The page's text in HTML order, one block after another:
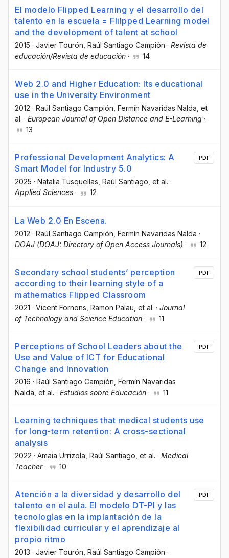
El modelo Flipped Learning y el desarrollo del
talento en la escuela = Flilpped Learning model
and the development of talent at school
2015 · Javier Tourón , Raúl Santiago Campión · Revista de
educación/Revista de educación · 14
Web 2.0 and Higher Education: Its educational
use in the University Environment
2012 · Raúl Santiago Campión , Fermín Navaridas Nalda , et
al. · European Journal of Open Distance and E-Learning ·
13
Professional Development Analytics: A
Smart Model for Industry 5.0
2025 · Natalia Tusquellas, Raúl Santiago, et al. ·
Applied Sciences · 12
PDF
La Web 2.0 En Escena.
2012 · Raúl Santiago Campión , Fermín Navaridas Nalda ·
DOAJ (DOAJ: Directory of Open Access Journals) · 12
Secondary school students’ perception
according to their learning style of a
mathematics Flipped Classroom
2021 · Vicent Fornons , Ramon Palau , et al. · Journal
of Technology and Science Education · 11
PDF
Perceptions of School Leaders about the
Use and Value of ICT for Educational
Change and Innovation
2016 · Raúl Santiago Campión , Fermín Navaridas
Nalda , et al. · Estudios sobre Educación · 11
PDF
Learning techniques that medical students use
for long-term retention: A cross-sectional
analysis
2022 · Amaia Urrizola , Raúl Santiago , et al. · Medical
Teacher· 10
Atención a la diversidad y desarrollo del
talento en el aula. El modelo DT-PI y las
tecnologías en la implantación de la
flexibilidad curricular y el aprendizaje al
propio ritmo
2013 · Javier Tourón , Raúl Santiago Campión ·
PDF